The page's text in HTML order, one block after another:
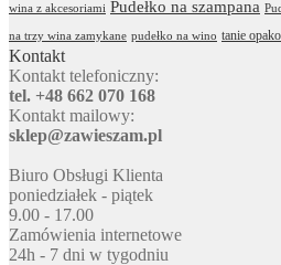
wina z akcesoriami Pudełko na szampana
na trzy wina zamykane pudełko na wino tanie
Kontakt
Kontakt telefoniczny:
tel. +48 662 070 168
Kontakt mailowy:
sklep@zawieszam.pl
Biuro Obsługi Klienta
poniedziałek - piątek
9.00 - 17.00
Zamówienia internetowe
24h - 7 dni w tygodniu